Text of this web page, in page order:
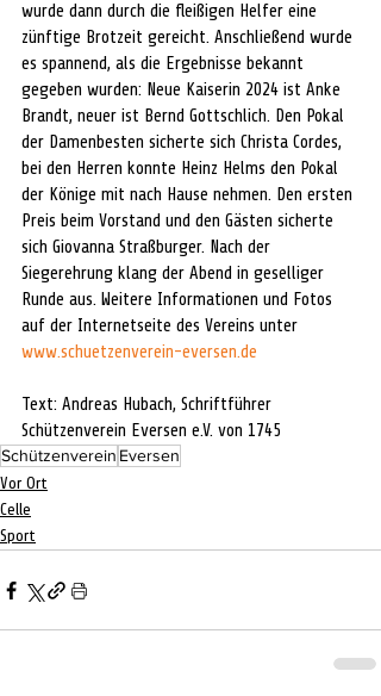
wurde dann durch die fleißigen Helfer eine
zünftige Brotzeit gereicht. Anschließend wurde
es spannend, als die Ergebnisse bekannt
gegeben wurden: Neue Kaiserin 2024 ist Anke
Brandt, neuer ist Bernd Gottschlich. Den Pokal
der Damenbesten sicherte sich Christa Cordes,
bei den Herren konnte Heinz Helms den Pokal
der Könige mit nach Hause nehmen. Den ersten
Preis beim Vorstand und den Gästen sicherte
sich Giovanna Straßburger. Nach der
Siegerehrung klang der Abend in geselliger
Runde aus. Weitere Informationen und Fotos
auf der Internetseite des Vereins unter
www.schuetzenverein-eversen.de
Text: Andreas Hubach, Schriftführer
Schützenverein Eversen e.V. von 1745
Schützenverein Eversen
Vor Ort
Celle
Sport